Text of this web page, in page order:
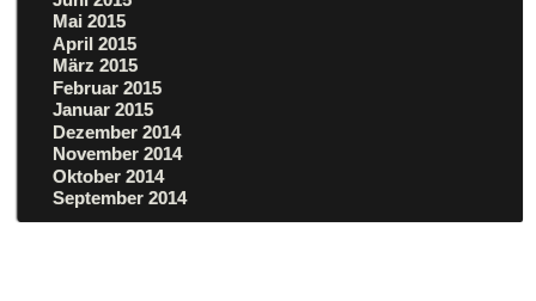
Mai 2015
April 2015
März 2015
Februar 2015
Januar 2015
Dezember 2014
November 2014
Oktober 2014
September 2014